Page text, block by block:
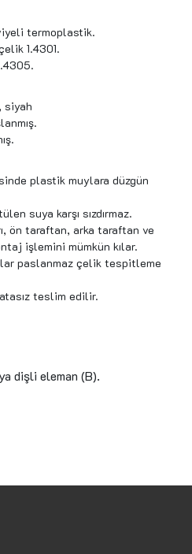
termoplastik.
1.4301.
siyah
plastik muylara düzgün
suya karşı sızdırmaz.
ön taraftan, arka taraftan ve
işlemini mümkün kılar.
paslanmaz çelik tespitleme
teslim edilir.
dişli eleman (B).